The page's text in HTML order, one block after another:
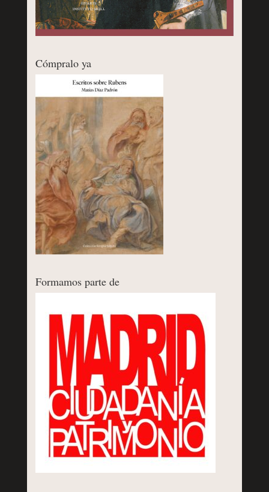
Cómpralo ya
Formamos parte de